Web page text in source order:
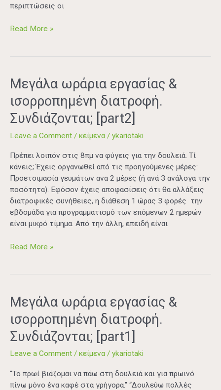
περιπτώσεις οι
Read More »
Μεγάλα ωράρια εργασίας &
ισορροπημένη διατροφή.
Συνδιάζονται; [part2]
Leave a Comment / κείμενα / ykariotaki
Πρέπει λοιπόν στις 8πμ να φύγεις για την δουλειά. Τί
κάνεις; Έχεις οργανωθεί από τις προηγούμενες μέρες:
Προετοιμασία γευμάτων ανα 2 μέρες (ή ανά 3 ανάλογα την
ποσότητα). Εφόσον έχεις αποφασίσεις ότι θα αλλάξεις
διατροφικές συνήθειες, η διάθεση 1 ώρας 3 φορές την
εβδομάδα για προγραμματισμό των επόμενων 2 ημερών
είναι μικρό τίμημα. Από την άλλη, επειδή είναι
Μεγάλα
ωράρια
εργασίας
&
ισορροπημένη
διατροφή.
[part2]
Read More »
Μεγάλα ωράρια εργασίας &
ισορροπημένη διατροφή.
Συνδιάζονται; [part1]
Leave a Comment / κείμενα / ykariotaki
“Το πρωί βιάζομαι να πάω στη δουλειά και για πρωινό
πίνω μόνο ένα καφέ στα γρήγορα.” “Δουλεύω πολλές
Μεγάλα
ωράρια
εργασίας
&
ισορροπημένη
διατροφή.
[part1]